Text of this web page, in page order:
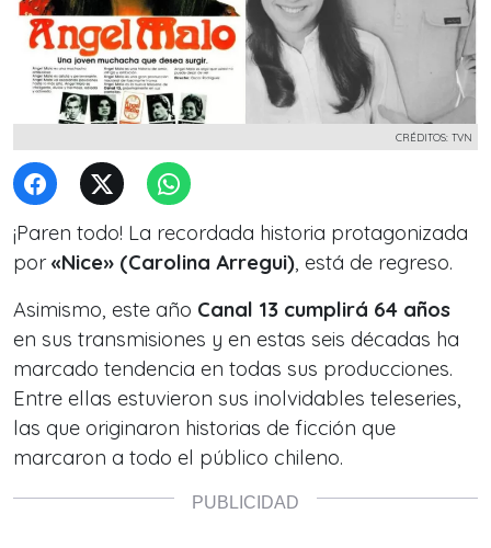
CRÉDITOS: TVN
¡Paren todo! La recordada historia protagonizada
por «Nice» (Carolina Arregui), está de regreso.
Asimismo, este año Canal 13 cumplirá 64 años
en sus transmisiones y en estas seis décadas ha
marcado tendencia en todas sus producciones.
Entre ellas estuvieron sus inolvidables teleseries,
las que originaron historias de ficción que
marcaron a todo el público chileno.